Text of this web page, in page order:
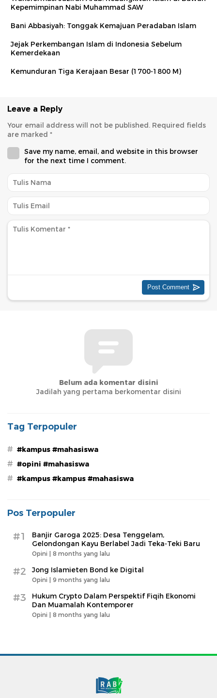
Kepemimpinan Nabi Muhammad SAW
Bani Abbasiyah: Tonggak Kemajuan Peradaban Islam
Jejak Perkembangan Islam di Indonesia Sebelum
Kemerdekaan
Kemunduran Tiga Kerajaan Besar (1700-1800 M)
Leave a Reply
Your email address will not be published. Required fields
are marked *
Save my name, email, and website in this browser
for the next time I comment.
Belum ada komentar disini
Jadilah yang pertama berkomentar disini
Tag Terpopuler
# #kampus #mahasiswa
# #opini #mahasiswa
# #kampus #kampus #mahasiswa
Pos Terpopuler
#1
Banjir Garoga 2025: Desa Tenggelam,
Gelondongan Kayu Berlabel Jadi Teka-Teki Baru
Opini | 8 months yang lalu
#2 Jong Islamieten Bond ke Digital
Opini | 9 months yang lalu
#3
Hukum Crypto Dalam Perspektif Fiqih Ekonomi
Dan Muamalah Kontemporer
Opini | 8 months yang lalu